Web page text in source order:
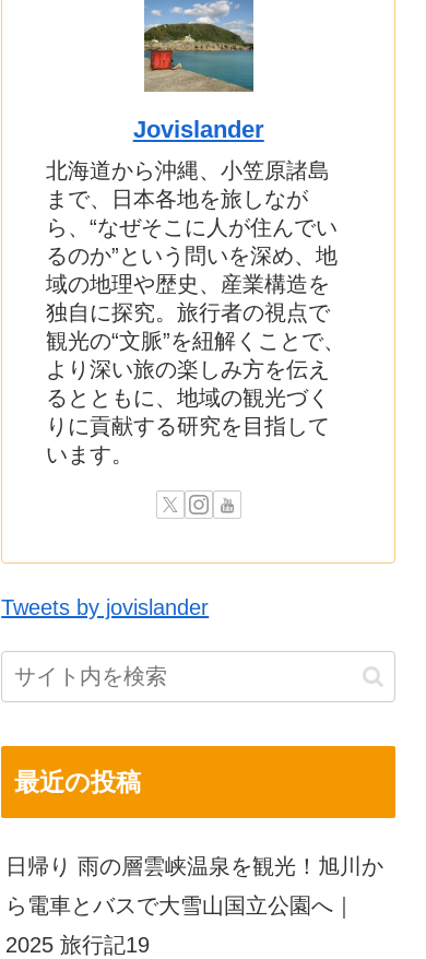
Jovislander
北海道から沖縄、小笠原諸島
まで、日本各地を旅しなが
ら、“なぜそこに人が住んでい
るのか”という問いを深め、地
域の地理や歴史、産業構造を
独自に探究。旅行者の視点で
観光の“文脈”を紐解くことで、
より深い旅の楽しみ方を伝え
るとともに、地域の観光づく
りに貢献する研究を目指して
います。
Tweets by jovislander
最近の投稿
日帰り 雨の層雲峡温泉を観光！旭川か
ら電車とバスで大雪山国立公園へ｜
2025 旅行記19